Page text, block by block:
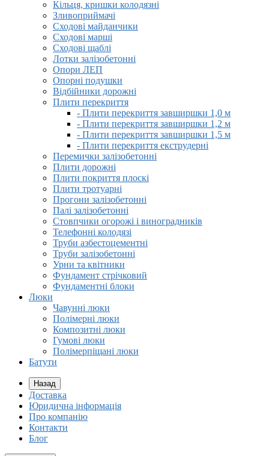
Кільця, кришки колодязні
Зливоприймачі
Сходові майданчики
Сходові марші
Сходові щаблі
Лотки залізобетонні
Опори ЛЕП
Опорні подушки
Відбійники дорожні
Плити перекриття
- Плити перекриття завширшки 1,0 м
- Плити перекриття завширшки 1,2 м
- Плити перекриття завширшки 1,5 м
- Плити перекриття екструдерні
Перемички залізобетонні
Плити дорожні
Плити покриття плоскі
Плити тротуарні
Прогони залізобетонні
Палі залізобетонні
Стовпчики огорожі і виноградників
Телефонні колодязі
Труби азбестоцементні
Труби залізобетонні
Урни та квітники
Фундамент стрічковий
Фундаментні блоки
Люки
Чавунні люки
Полімерні люки
Композитні люки
Гумові люки
Полімерпіщані люки
Батути
Назад
Доставка
Юридична інформація
Про компанію
Контакти
Блог